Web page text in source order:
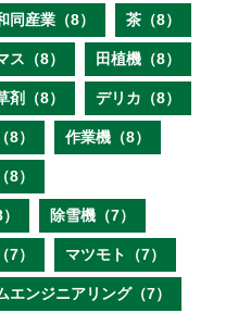
同産業（8） 茶（8）
ス（8） 田植機（8）
剤（8） デリカ（8）
8） 作業機（8）
8）
除雪機（7）
7） マツモト（7）
エンジニアリング（7）